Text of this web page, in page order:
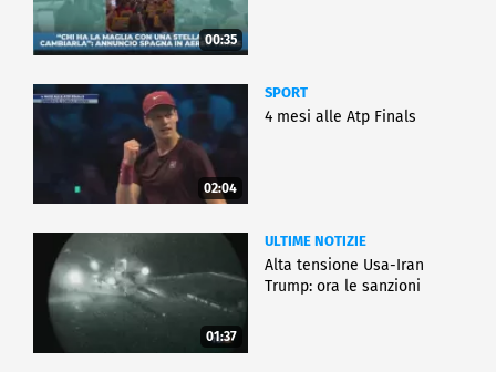
00:35
02:04
SPORT
4 mesi alle Atp Finals
01:37
ULTIME NOTIZIE
Alta tensione Usa-Iran
Trump: ora le sanzioni